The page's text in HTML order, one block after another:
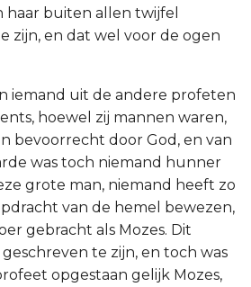
haar buiten allen twijfel
zijn, en dat wel voor de ogen
iemand uit de andere profeten
hoewel zij mannen waren,
bevoorrecht door God, en van
was toch niemand hunner
grote man, niemand heeft zo
van de hemel bewezen,
gebracht als Mozes. Dit
te zijn, en toch was
opgestaan gelijk Mozes,